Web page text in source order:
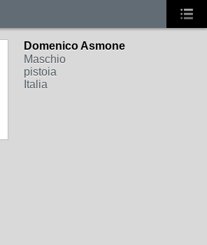
Domenico Asmone
Maschio
pistoia
Italia